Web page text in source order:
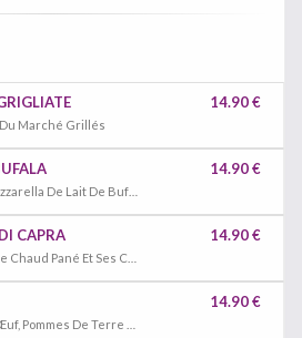
Marché Grillés
14.90 €
14.90 €
CAPRA 14.90 €
14.90 €